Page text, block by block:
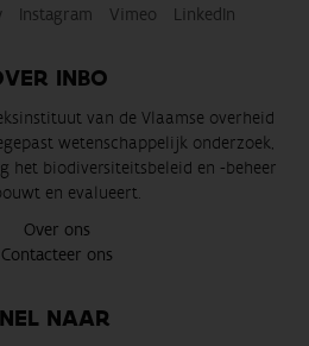
Instagram Vimeo LinkedIn
INBO
van de Vlaamse overheid
wetenschappelijk onderzoek,
het biodiversiteitsbeleid en -beheer
en evalueert.
Over ons
Contacteer ons
NAAR